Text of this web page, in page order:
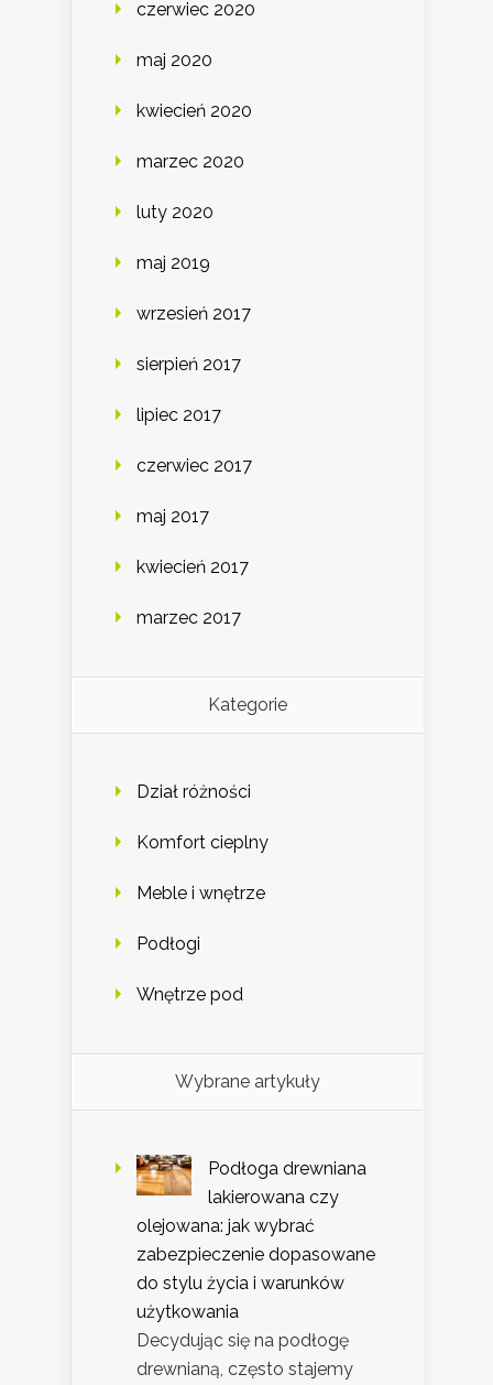
czerwiec 2020
maj 2020
kwiecień 2020
marzec 2020
luty 2020
maj 2019
wrzesień 2017
sierpień 2017
lipiec 2017
czerwiec 2017
maj 2017
kwiecień 2017
marzec 2017
Kategorie
Dział różności
Komfort cieplny
Meble i wnętrze
Podłogi
Wnętrze pod
Wybrane artykuły
Podłoga drewniana
lakierowana czy
olejowana: jak wybrać
zabezpieczenie dopasowane
do stylu życia i warunków
użytkowania
Decydując się na podłogę
drewnianą, często stajemy